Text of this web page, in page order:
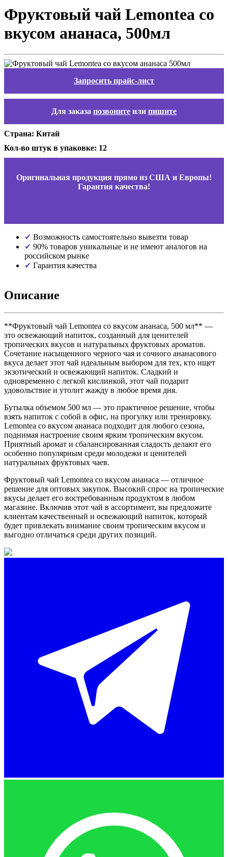
Фруктовый чай Lemontea со
вкусом ананасa, 500мл
Запросить прайс-лист
Для заказа позвоните или пишите
Страна: Китай
Кол-во штук в упаковке: 12
Оригинальная продукция прямо из США и Европы!
Гарантия качества!
Возможность самостоятельно вывезти товар
90% товаров уникальные и не имеют аналогов на
российском рынке
Гарантия качества
Описание
**Фруктовый чай Lemontea со вкусом ананаса, 500 мл** —
это освежающий напиток, созданный для ценителей
тропических вкусов и натуральных фруктовых ароматов.
Сочетание насыщенного черного чая и сочного ананасового
вкуса делает этот чай идеальным выбором для тех, кто ищет
экзотический и освежающий напиток. Сладкий и
одновременно с легкой кислинкой, этот чай подарит
удовольствие и утолит жажду в любое время дня.
Бутылка объемом 500 мл — это практичное решение, чтобы
взять напиток с собой в офис, на прогулку или тренировку.
Lemontea со вкусом ананаса подходит для любого сезона,
поднимая настроение своим ярким тропическим вкусом.
Приятный аромат и сбалансированная сладость делают его
особенно популярным среди молодежи и ценителей
натуральных фруктовых чаев.
Фруктовый чай Lemontea со вкусом ананаса — отличное
решение для оптовых закупок. Высокий спрос на тропические
вкусы делает его востребованным продуктом в любом
магазине. Включив этот чай в ассортимент, вы предложите
клиентам качественный и освежающий напиток, который
будет привлекать внимание своим тропическим вкусом и
выгодно отличаться среди других позиций.